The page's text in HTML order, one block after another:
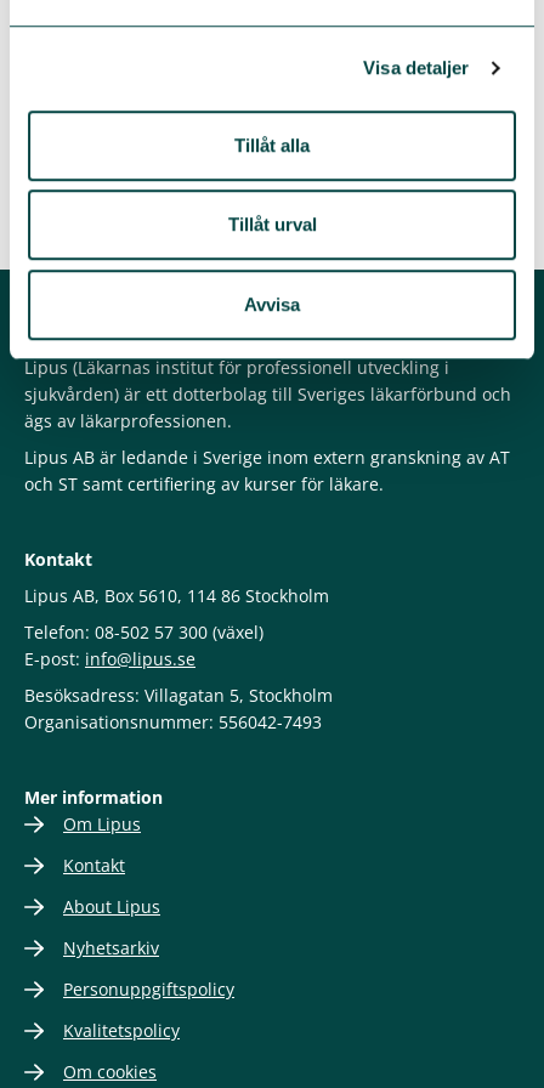
Visa detaljer
Tillåt alla
Tillåt urval
Avvisa
Läs mer om SPUREX här.…
med idag behöver du registrera ett nytt konto i det nya
kursverktyget. Aktuella kurser från och med hösten 2019
Lipus
Lipus (Läkarnas institut för professionell utveckling i
sjukvården) är ett dotterbolag till Sveriges läkarförbund och
ägs av läkarprofessionen.
Lipus AB är ledande i Sverige inom extern granskning av AT
och ST samt certifiering av kurser för läkare.
Kontakt
Lipus AB, Box 5610, 114 86 Stockholm
Telefon: 08-502 57 300 (växel)
E-post: info@lipus.se
Besöksadress: Villagatan 5, Stockholm
Organisationsnummer: 556042-7493
Mer information
Om Lipus
Kontakt
About Lipus
Nyhetsarkiv
Personuppgiftspolicy
Kvalitetspolicy
Om cookies